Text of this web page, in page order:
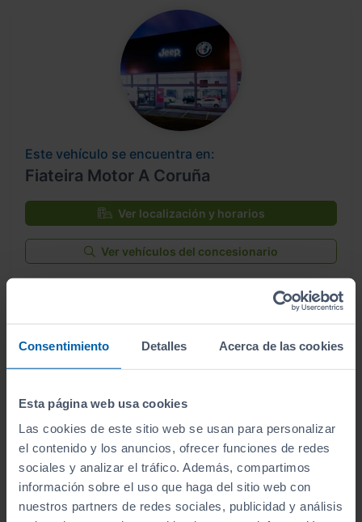
Consentimiento Detalles Acerca de las cookies
Esta página web usa cookies
Las cookies de este sitio web se usan para personalizar
el contenido y los anuncios, ofrecer funciones de redes
sociales y analizar el tráfico. Además, compartimos
información sobre el uso que haga del sitio web con
nuestros partners de redes sociales, publicidad y análisis
Este vehículo se encuentra en:
Fiateira Motor A Coruña
Ver localización y horarios
Ver vehículos del concesionario
Pruébalo en cualquiera de nuestras
instalaciones (
Te lo entregamos en tu casa, en cualquier
punto de la península. Consulta a nuestros
comerciales.